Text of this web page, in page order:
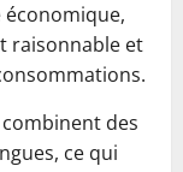
raisonnable et
des
ce qui